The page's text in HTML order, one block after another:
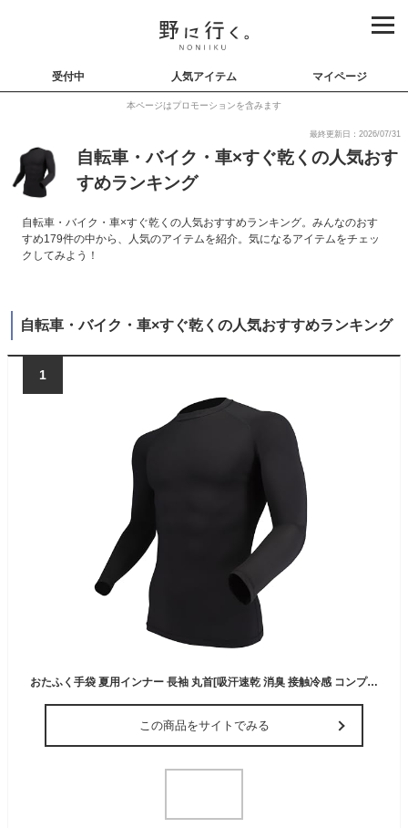
受付中 人気アイテム マイページ
本ページはプロモーションを含みます
最終更新日：2026/07/31
自転車・バイク・車×すぐ乾くの人気おす
すめランキング
自転車・バイク・車×すぐ乾くの人気おすすめランキング。みんなのおす
すめ179件の中から、人気のアイテムを紹介。気になるアイテムをチェッ
クしてみよう！
自転車・バイク・車×すぐ乾くの人気おすすめランキング
1
おたふく手袋 夏用インナー 長袖 丸首[吸汗速乾 消臭 接触冷感 コンプレッション メンズ] JW-623 ブラック Mサイズ
この商品をサイトでみる